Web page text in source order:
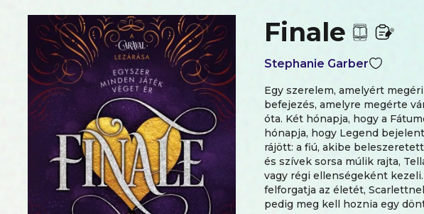
Finale
Stephanie Garber
Egy szerelem, amelyért
befejezés, amelyre megérte
óta. Két hónapja, hogy a
hónapja, hogy Legend
rájött: a fiú, akibe
és szívek sorsa múlik rajta,
vagy régi ellenségeként
felforgatja az életét,
pedig meg kell hoznia egy